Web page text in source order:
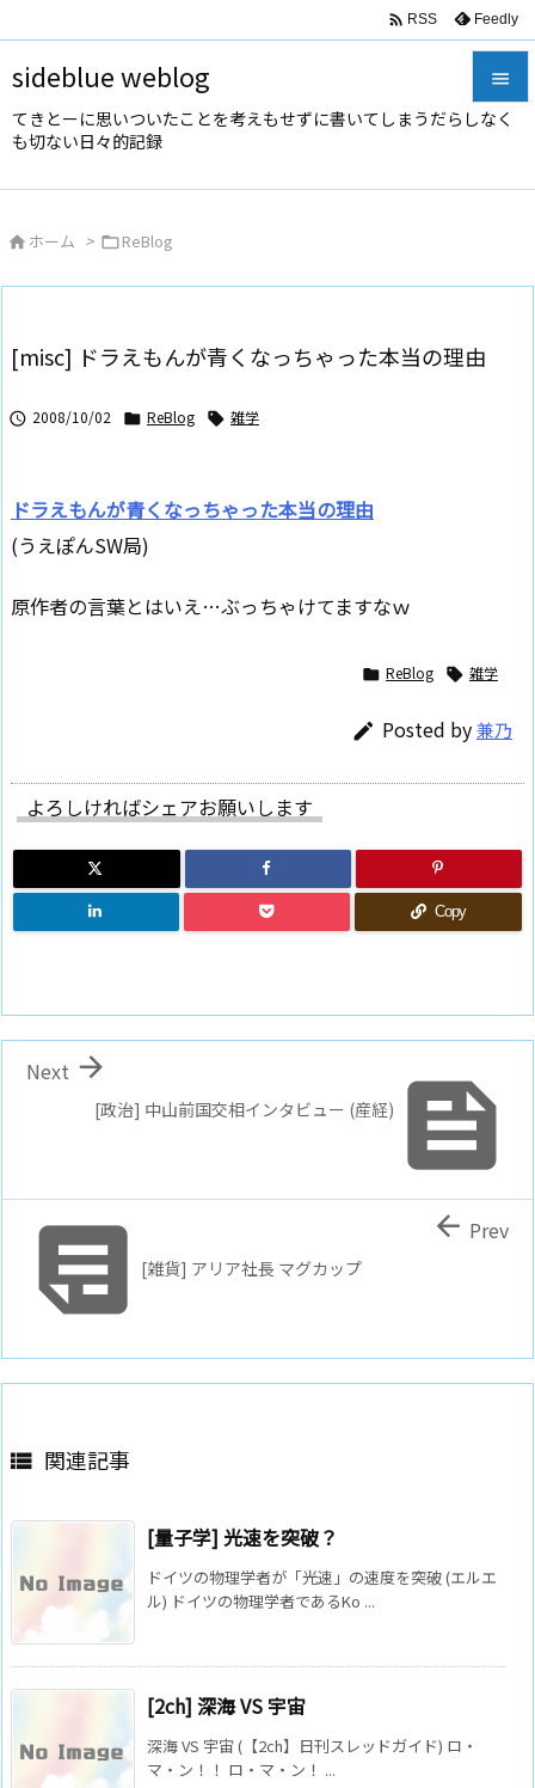
sideblue weblog
てきとーに思いついたことを考えもせずに書いてしまうだらしなく
も切ない日々的記録



 RSS Feedly
 ホーム > ReBlog
[misc] ドラえもんが青くなっちゃった本当の理由
 2008/10/02  ReBlog  雑学
ドラえもんが青くなっちゃった本当の理由
(うえぽんSW局)
原作者の言葉とはいえ…ぶっちゃけてますなｗ
 ReBlog  雑学
 Posted by兼乃
よろしければシェアお願いします
Copy

[政治] 中山前国交相インタビュー (産経)

Next
[雑貨] アリア社長 マグカップ
 Prev
 関連記事
[量子学] 光速を突破？
ドイツの物理学者が「光速」の速度を突破 (エルエ
ル) ドイツの物理学者であるKo ...
[2ch] 深海 VS 宇宙
深海 VS 宇宙 (【2ch】日刊スレッドガイド) ロ・
マ・ン！！ ロ・マ・ン！ ...